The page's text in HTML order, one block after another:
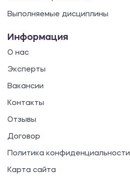
Выполняемые дисциплины
Информация
О нас
Эксперты
Вакансии
Контакты
Отзывы
Договор
Политика конфиденциальности
Карта сайта